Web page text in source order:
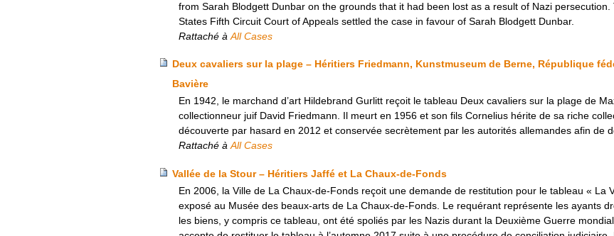
from Sarah Blodgett Dunbar on the grounds that it had been lost as a result of Nazi
States Fifth Circuit Court of Appeals settled the case in favour of Sarah Blodgett Dunbar.
Rattaché à All Cases
Deux cavaliers sur la plage – Héritiers Friedmann, Kunstmuseum de Berne, République
Bavière
En 1942, le marchand d’art Hildebrand Gurlitt reçoit le tableau Deux cavaliers sur la plage de
collectionneur juif David Friedmann. Il meurt en 1956 et son fils Cornelius hérite de sa riche
découverte par hasard en 2012 et conservée secrètement par les autorités allemandes afin de
Rattaché à All Cases
Vallée de la Stour – Héritiers Jaffé et La Chaux-de-Fonds
En 2006, la Ville de La Chaux-de-Fonds reçoit une demande de restitution pour le tableau « La
exposé au Musée des beaux-arts de La Chaux-de-Fonds. Le requérant représente les ayants
les biens, y compris ce tableau, ont été spoliés par les Nazis durant la Deuxième Guerre